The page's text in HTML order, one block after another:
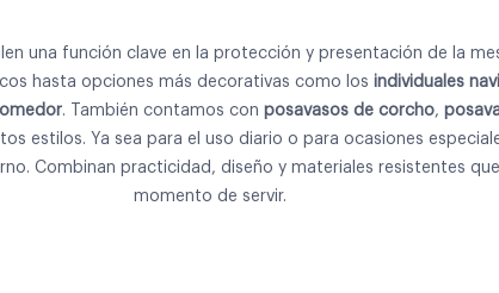
una función clave en la protección y presentación de la
hasta opciones más decorativas como los individuales
. También contamos con posavasos de corcho,
estilos. Ya sea para el uso diario o para ocasiones
Combinan practicidad, diseño y materiales resistentes que
momento de servir.